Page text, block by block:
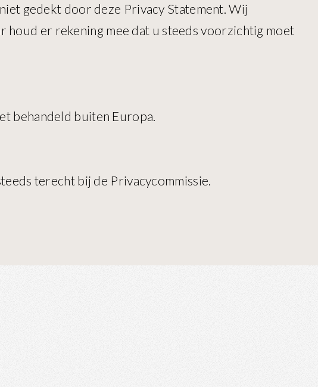
gedekt door deze Privacy Statement. Wij
houd er rekening mee dat u steeds voorzichtig moet
behandeld buiten Europa.
terecht bij de Privacycommissie.